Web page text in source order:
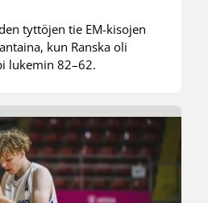
tyttöjen tie EM-kisojen
kun Ranska oli
lukemin 82–62.